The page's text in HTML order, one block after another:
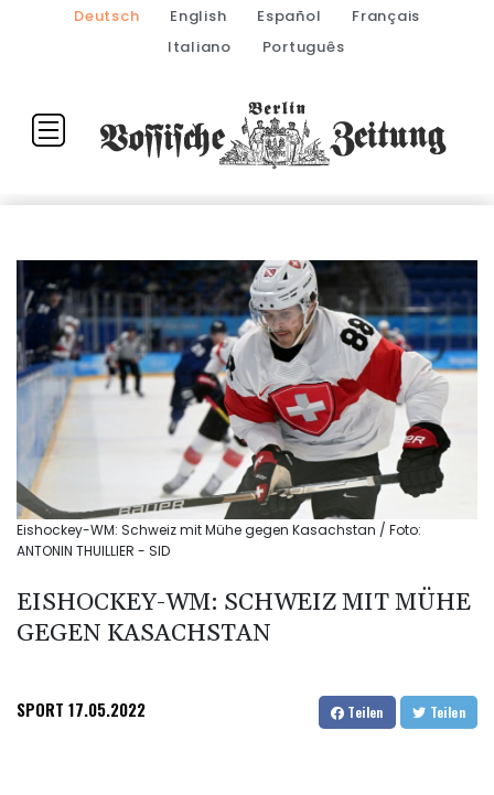
Deutsch English Español
Français
Italiano
Português
Eishockey-WM: Schweiz mit Mühe gegen Kasachstan / Foto:
ANTONIN THUILLIER - SID
EISHOCKEY-WM: SCHWEIZ MIT MÜHE
GEGEN KASACHSTAN
SPORT 17.05.2022 Teilen Teilen